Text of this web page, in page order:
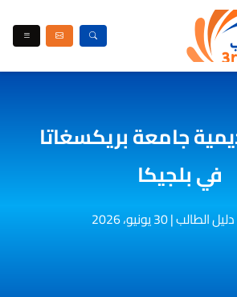
جامعة بريكسغاتا
في بلجيكا
الطالب|30 يونيو، 2026